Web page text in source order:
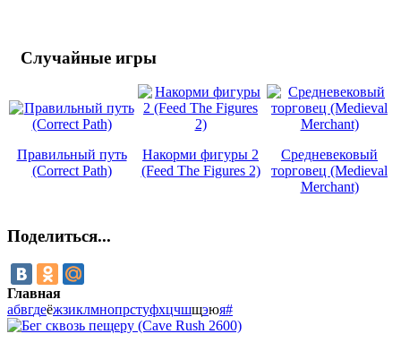
Случайные игры
Правильный путь
(Correct Path)
Накорми фигуры 2
(Feed The Figures 2)
Средневековый
торговец (Medieval
Merchant)
Поделиться...
Главная
абвгдеёжзиклмнопрстуфхцчшщэюя#